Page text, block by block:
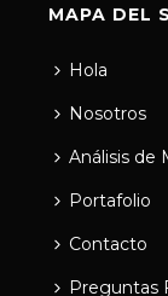
MAPA DEL
Hola
Nosotros
Análisis de
Portafolio
Contacto
Preguntas